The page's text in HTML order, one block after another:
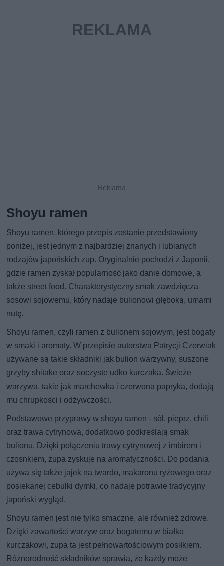
Shoyu ramen
Shoyu ramen, którego przepis zostanie przedstawiony
poniżej, jest jednym z najbardziej znanych i lubianych
rodzajów japońskich zup. Oryginalnie pochodzi z Japonii,
gdzie ramen zyskał popularność jako danie domowe, a
także street food. Charakterystyczny smak zawdzięcza
sosowi sojowemu, który nadaje bulionowi głęboką, umami
nutę.
Shoyu ramen, czyli ramen z bulionem sojowym, jest bogaty
w smaki i aromaty. W przepisie autorstwa Patrycji Czerwiak
używane są takie składniki jak bulion warzywny, suszone
grzyby shitake oraz soczyste udko kurczaka. Świeże
warzywa, takie jak marchewka i czerwona papryka, dodają
mu chrupkości i odżywczości.
Podstawowe przyprawy w shoyu ramen - sól, pieprz, chili
oraz trawa cytrynowa, dodatkowo podkreślają smak
bulionu. Dzięki połączeniu trawy cytrynowej z imbirem i
czosnkiem, zupa zyskuje na aromatyczności. Do podania
używa się także jajek na twardo, makaronu ryżowego oraz
posiekanej cebulki dymki, co nadaje potrawie tradycyjny
japoński wygląd.
Shoyu ramen jest nie tylko smaczne, ale również zdrowe.
Dzięki zawartości warzyw oraz bogatemu w białko
kurczakowi, zupa ta jest pełnowartościowym posiłkiem.
Różnorodność składników sprawia, że każdy może